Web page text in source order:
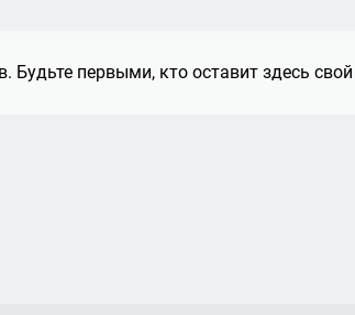
Будьте первыми, кто оставит здесь